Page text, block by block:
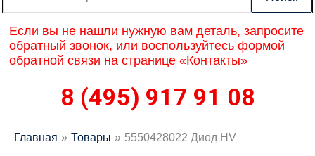
Если вы не нашли нужную вам деталь, запросите
обратный звонок, или воспользуйтесь формой
обратной связи на странице «Контакты»
8 (495) 917 91 08
Главная Товары 5550428022 Диод HV